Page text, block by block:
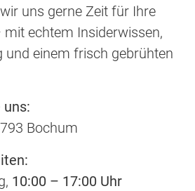
uns gerne Zeit für Ihre
echtem Insiderwissen,
und einem frisch gebrühten
uns:
Bochum
10:00 – 17:00 Uhr